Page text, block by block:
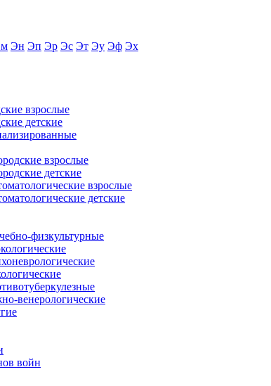
Эн Эп Эр Эс Эт Эу Эф Эх
взрослые
детские
взрослые
детские
взрослые
детские
физкультурные
венерологические
войн